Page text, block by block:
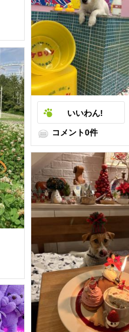
いいわん!
コメント0件